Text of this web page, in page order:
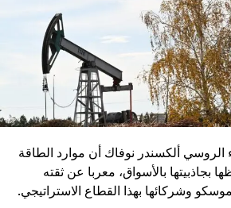
الروسي ألكسندر نوفاك أن موارد الطاقة
بجاذبيتها بالأسواق، معربا عن ثقته
وشركائها بهذا القطاع الاستراتيجي.